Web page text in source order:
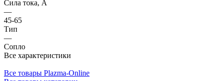
Сила тока, А
—
45-65
Тип
—
Сопло
Все характеристики
Все товары Plazma-Online